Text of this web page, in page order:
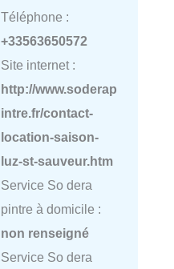
Téléphone :
+33563650572
Site internet :
http://www.soderap
intre.fr/contact-
location-saison-
luz-st-sauveur.htm
Service So dera
pintre à domicile :
non renseigné
Service So dera